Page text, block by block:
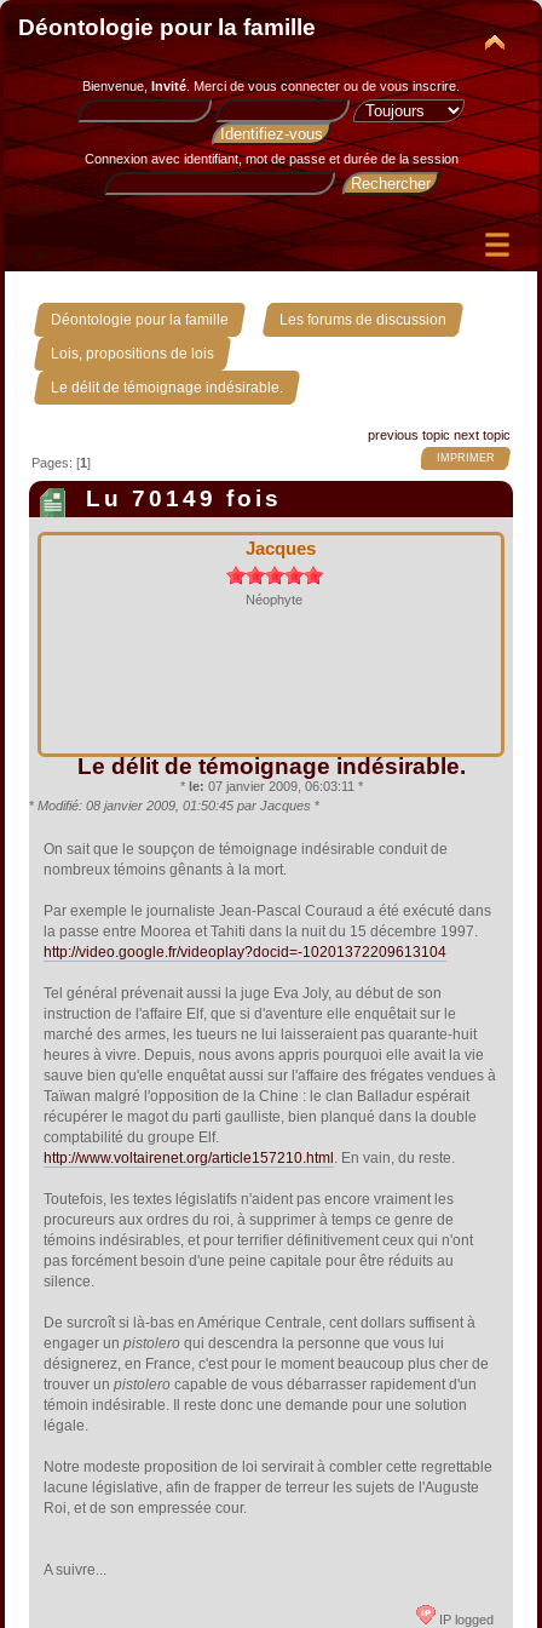
Déontologie pour la famille
Bienvenue, Invité. Merci devous connecter ou de vous inscrire.
Connexion avec identifiant, mot de passe et durée de la session
Déontologie pour la famille » Les forums de discussion »
Lois, propositions de lois »
Le délit de témoignage indésirable.
previous topic next topic
IMPRIMER
Pages: [1]
Lu 70149 fois
Jacques
Néophyte
Le délit de témoignage indésirable.
* le: 07 janvier 2009, 06:03:11 *
* Modifié: 08 janvier 2009, 01:50:45 par Jacques *
On sait que le soupçon de témoignage indésirable conduit de
nombreux témoins gênants à la mort.
Par exemple le journaliste Jean-Pascal Couraud a été exécuté dans
la passe entre Moorea et Tahiti dans la nuit du 15 décembre 1997.
http://video.google.fr/videoplay?docid=-10201372209613104
Tel général prévenait aussi la juge Eva Joly, au début de son
instruction de l'affaire Elf, que si d'aventure elle enquêtait sur le
marché des armes, les tueurs ne lui laisseraient pas quarante-huit
heures à vivre. Depuis, nous avons appris pourquoi elle avait la vie
sauve bien qu'elle enquêtat aussi sur l'affaire des frégates vendues à
Taïwan malgré l'opposition de la Chine : le clan Balladur espérait
récupérer le magot du parti gaulliste, bien planqué dans la double
comptabilité du groupe Elf.
http://www.voltairenet.org/article157210.html . En vain, du reste.
Toutefois, les textes législatifs n'aident pas encore vraiment les
procureurs aux ordres du roi, à supprimer à temps ce genre de
témoins indésirables, et pour terrifier définitivement ceux qui n'ont
pas forcément besoin d'une peine capitale pour être réduits au
silence.
De surcroît si là-bas en Amérique Centrale, cent dollars suffisent à
engager unpistolero qui descendra la personne que vous lui
désignerez, en France, c'est pour le moment beaucoup plus cher de
trouver unpistolero capable de vous débarrasser rapidement d'un
témoin indésirable. Il reste donc une demande pour une solution
légale.
Notre modeste proposition de loi servirait à combler cette regrettable
lacune législative, afin de frapper de terreur les sujets de l'Auguste
Roi, et de son empressée cour.
A suivre...
IP logged